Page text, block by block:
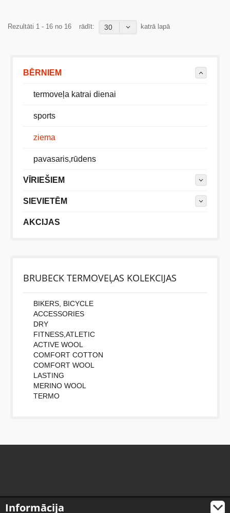
Rezultāti 1 - 16 no 16 rādīt: 30 katrā lapā
BĒRNIEM
termoveļa katrai dienai
sports
ziema
pavasaris,rūdens
VĪRIEŠIEM
SIEVIETĒM
AKCIJAS
BRUBECK TERMOVEĻAS KOLEKCIJAS
BIKERS, BICYCLE
ACCESSORIES
DRY
FITNESS,ATLETIC
ACTIVE WOOL
COMFORT COTTON
COMFORT WOOL
LASTING
MERINO WOOL
TERMO
Informācija